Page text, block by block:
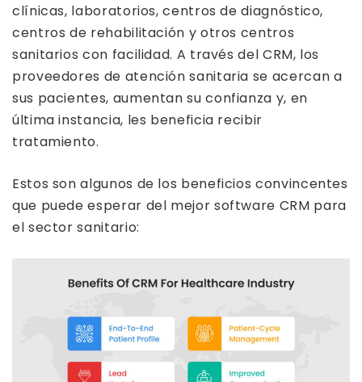
clínicas, laboratorios, centros de diagnóstico,
centros de rehabilitación y otros centros
sanitarios con facilidad. A través del CRM, los
proveedores de atención sanitaria se acercan a
sus pacientes, aumentan su confianza y, en
última instancia, les beneficia recibir
tratamiento.
Estos son algunos de los beneficios convincentes
que puede esperar del mejor software CRM para
el sector sanitario: